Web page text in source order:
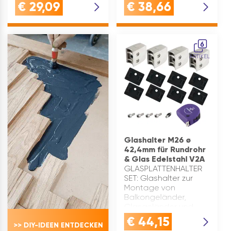
Treppengeländer für
EDELSTAHL: Diese
Glashalterung ist aus
robustem, rostfreiem
Edelstahl gefe…
€ 29,09
Treppengeländer für
EDELSTAHL: Diese
Glashalterung ist aus
robustem, rostfreiem
Edelstahl …
€ 38,66
>> DIY-IDEEN ENTDECKEN
6
ARTIKEL
Glashalter M26 ø
42,4mm für Rundrohr
& Glas Edelstahl V2A
GLASPLATTENHALTER
SET: Glashalter zur
Montage von
Balkongeländer,
Treppengeländer für
RundrohreGLASKLEMME
€ 44,15